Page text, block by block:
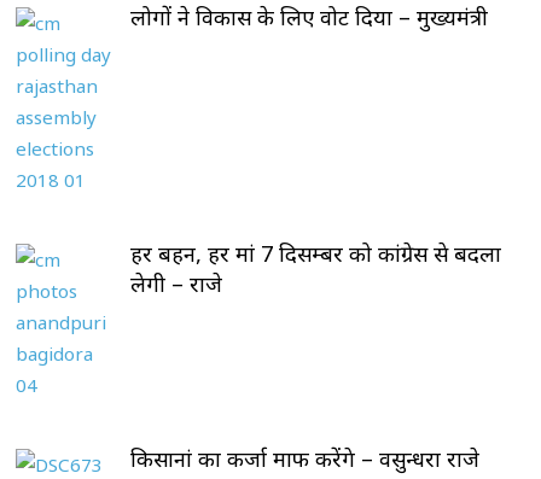
लोगों ने विकास के लिए वोट दिया – मुख्यमंत्री
हर बहन, हर मां 7 दिसम्बर को कांग्रेस से बदला
लेगी – राजे
किसानां का कर्जा माफ करेंगे – वसुन्धरा राजे